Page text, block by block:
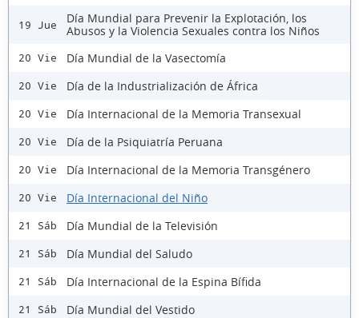
19 Jue
Día Mundial para Prevenir la Explotación, los
Abusos y la Violencia Sexuales contra los Niños
20 Vie Día Mundial de la Vasectomía
20 Vie Día de la Industrialización de África
20 Vie Día Internacional de la Memoria Transexual
20 Vie Día de la Psiquiatría Peruana
20 Vie Día Internacional de la Memoria Transgénero
20 Vie Día Internacional del Niño
21 Sáb Día Mundial de la Televisión
21 Sáb Día Mundial del Saludo
21 Sáb Día Internacional de la Espina Bífida
21 Sáb Día Mundial del Vestido